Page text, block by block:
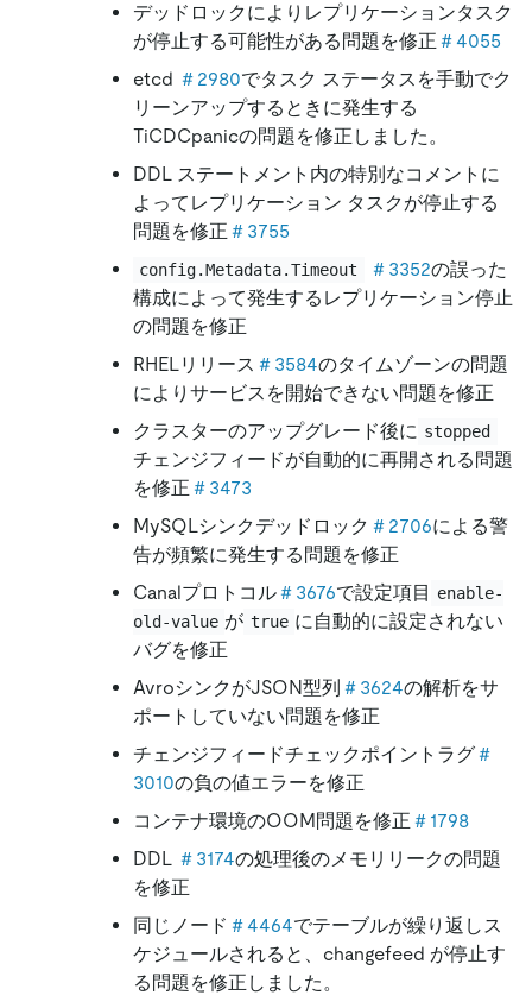
デッドロックによりレプリケーションタスク
が停止する可能性がある問題を修正 ＃4055
etcd ＃2980でタスク ステータスを手動でク
リーンアップするときに発生する
TiCDCpanicの問題を修正しました。
DDL ステートメント内の特別なコメントに
よってレプリケーション タスクが停止する
問題を修正 ＃3755
config.Metadata.Timeout ＃3352の誤った
構成によって発生するレプリケーション停止
の問題を修正
RHELリリース ＃3584のタイムゾーンの問題
によりサービスを開始できない問題を修正
クラスターのアップグレード後に stopped
チェンジフィードが自動的に再開される問題
を修正 ＃3473
MySQLシンクデッドロック ＃2706による警
告が頻繁に発生する問題を修正
Canalプロトコル＃3676で設定項目
enable-
old-value が true に自動的に設定されない
バグを修正
AvroシンクがJSON型列 ＃3624の解析をサ
ポートしていない問題を修正
チェンジフィードチェックポイントラグ＃
3010の負の値エラーを修正
コンテナ環境のOOM問題を修正 ＃1798
DDL ＃3174の処理後のメモリリークの問題
を修正
同じノード ＃4464でテーブルが繰り返しス
ケジュールされると、changefeed が停止す
る問題を修正しました。